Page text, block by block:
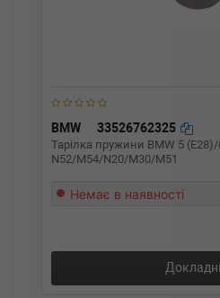
BMW 33526762325
Тарілка пружини BMW 5 (E28)/
N52/M54/N20/M30/M51
Немає в наявності